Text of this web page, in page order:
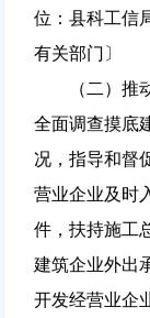
位：县科工信
有关部门〕
（二）推动
全面调查摸底
况，指导和督
营业企业及时
件，扶持施工
建筑企业外出
开发经营业企